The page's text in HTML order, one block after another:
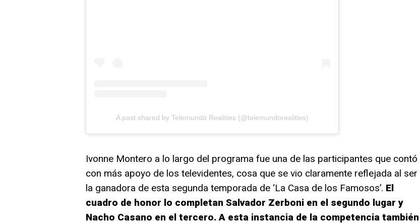
A post shared by Telemundo Realities (@telemundorealities)
Ivonne Montero a lo largo del programa fue una de las participantes que contó
con más apoyo de los televidentes, cosa que se vio claramente reflejada al ser
la ganadora de esta segunda temporada de ‘La Casa de los Famosos’. El
cuadro de honor lo completan Salvador Zerboni en el segundo lugar y
Nacho Casano en el tercero. A esta instancia de la competencia también